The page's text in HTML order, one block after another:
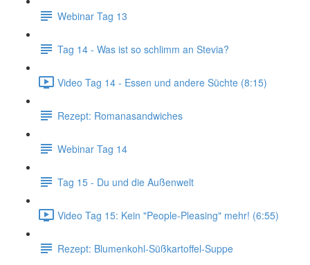
Webinar Tag 13
Tag 14 - Was ist so schlimm an Stevia?
Video Tag 14 - Essen und andere Süchte (8:15)
Rezept: Romanasandwiches
Webinar Tag 14
Tag 15 - Du und die Außenwelt
Video Tag 15: Kein "People-Pleasing" mehr! (6:55)
Rezept: Blumenkohl-Süßkartoffel-Suppe